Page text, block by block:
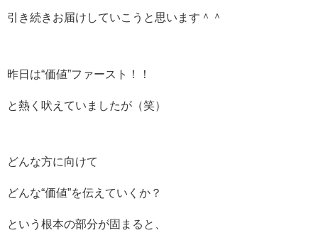
引き続きお届けしていこうと思います＾＾
昨日は“価値”ファースト！！
と熱く吠えていましたが（笑）
どんな方に向けて
どんな“価値”を伝えていくか？
という根本の部分が固まると、